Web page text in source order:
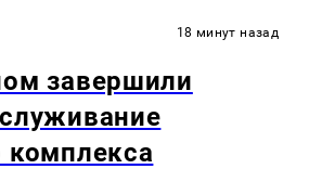
18 минут назад
завершили
комплекса